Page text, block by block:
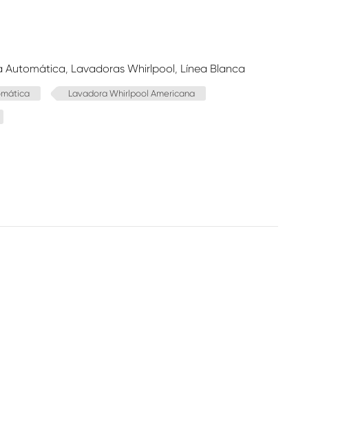
Automática, Lavadoras Whirlpool, Línea Blanca
Lavadora Whirlpool Americana